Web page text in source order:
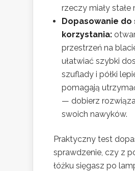
rzeczy miały stałe
Dopasowanie do
korzystania:
przestrzeń na
ułatwiać szybki
szuflady i półki
pomagają
— dobierz
swoich nawyków.
Praktyczny test
sprawdzenie, czy z
łóżku sięgasz po